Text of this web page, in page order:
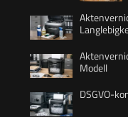
Modell
DSGVO-